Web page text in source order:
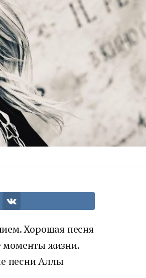
Хорошая песня
моменты жизни.
песни Аллы